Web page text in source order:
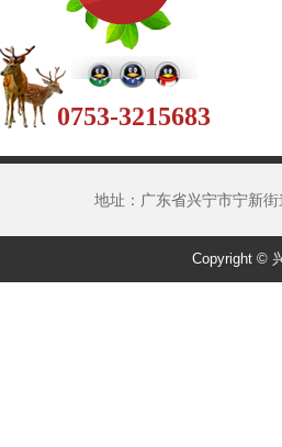
0753-3215683
地址：广东省兴宁市宁新
Copyright ©